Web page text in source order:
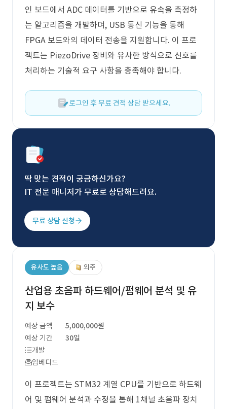
인 보드에서 ADC 데이터를 기반으로 유속을 측정하
는 알고리즘을 개발하며, USB 통신 기능을 통해
FPGA 보드와의 데이터 전송을 지원합니다. 이 프로
젝트는 PiezoDrive 장비와 유사한 방식으로 신호를
처리하는 기술적 요구 사항을 충족해야 합니다.
로그인 후 무료 견적 상담 받으세요.
딱 맞는 견적이 궁금하신가요?
IT 전문 매니저가 무료로 상담해드려요.
무료 상담 신청
유사도 높음 외주
산업용 초음파 하드웨어/펌웨어 분석 및 유
지 보수
예상 금액
5,000,000원
예상 기간
30일
개발
임베디드
이 프로젝트는 STM32 계열 CPU를 기반으로 하드웨
어 및 펌웨어 분석과 수정을 통해 1채널 초음파 장치